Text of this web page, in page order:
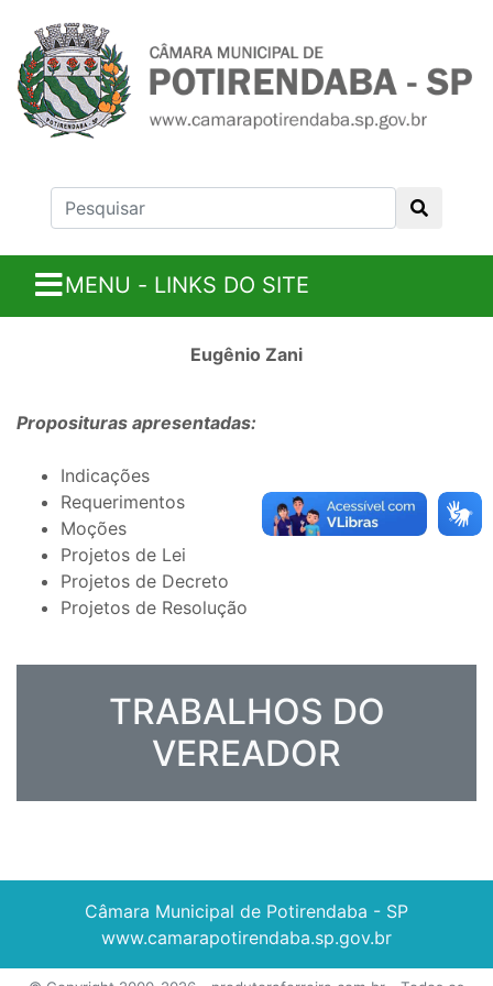
MENU - LINKS DO SITE
Eugênio Zani
Proposituras apresentadas:
Indicações
Requerimentos
Moções
Projetos de Lei
Projetos de Decreto
Projetos de Resolução
TRABALHOS DO
VEREADOR
Câmara Municipal de Potirendaba - SP
www.camarapotirendaba.sp.gov.br